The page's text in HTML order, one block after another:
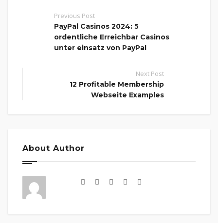
Previous Post
PayPal Casinos 2024: 5
ordentliche Erreichbar Casinos
unter einsatz von PayPal
Next Post
12 Profitable Membership
Webseite Examples
About Author